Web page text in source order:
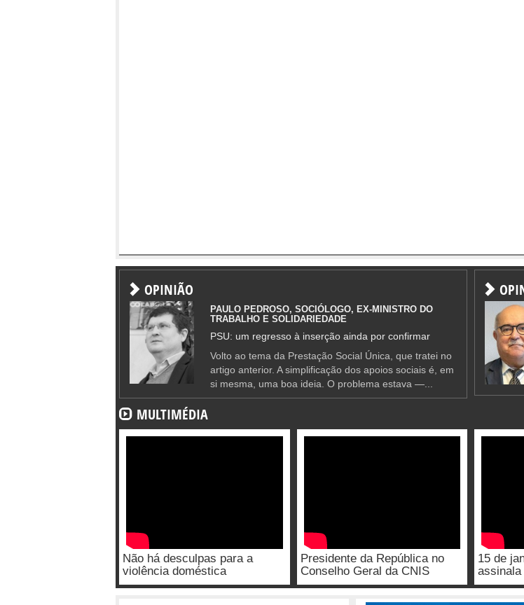
OPINIÃO
PAULO PEDROSO, SOCIÓLOGO, EX-MINISTRO DO
TRABALHO E SOLIDARIEDADE
PSU: um regresso à inserção ainda por confirmar
Volto ao tema da Prestação Social Única, que tratei no
artigo anterior. A simplificação dos apoios sociais é, em
si mesma, uma boa ideia. O problema estava —...
MULTIMÉDIA
Não há desculpas para a
violência doméstica
Presidente da República no
Conselho Geral da CNIS
15 de
assinala